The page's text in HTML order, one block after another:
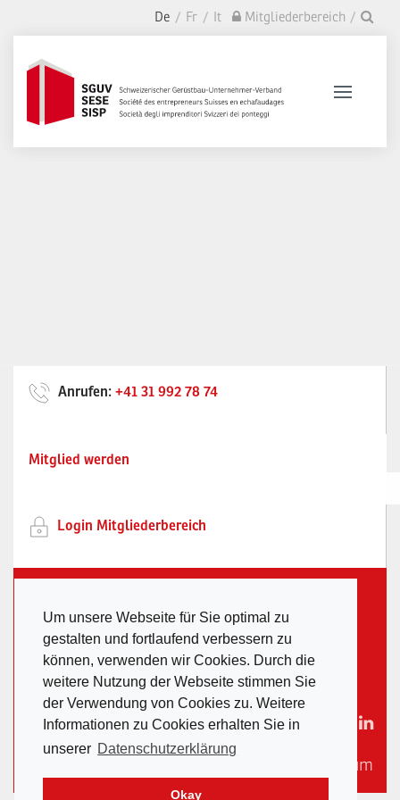
Um unsere Webseite für Sie optimal zu
gestalten und fortlaufend verbessern zu
können, verwenden wir Cookies. Durch die
weitere Nutzung der Webseite stimmen Sie
der Verwendung von Cookies zu. Weitere
Informationen zu Cookies erhalten Sie in
unserer Datenschutzerklärung
Okay
Mitgliederbereich
De Fr It
Login Mitgliederbereich
Anrufen: +41 31 992 78 74
Mitglied werden
Verband
Waldeggstrasse 37 / Postfach 246 / 3097
Liebefeld /sekretariat@sguv.ch
Impressum